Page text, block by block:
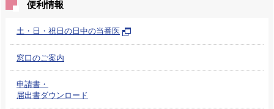
便利情報
土・日・祝日の日中の当番医
窓口のご案内
申請書・
届出書ダウンロード